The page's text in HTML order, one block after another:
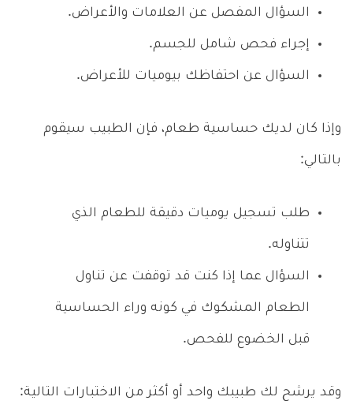
السؤال المفصل عن العلامات والأعراض.
إجراء فحص شامل للجسم.
السؤال عن احتفاظك بيوميات للأعراض.
وإذا كان لديك حساسية طعام، فإن الطبيب سيقوم
بالتالي:
طلب تسجيل يوميات دقيقة للطعام الذي
تتناوله.
السؤال عما إذا كنت قد توقفت عن تناول
الطعام المشكوك في كونه وراء الحساسية
قبل الخضوع للفحص.
وقد يرشح لك طبيبك واحد أو أكثر من الاختبارات التالية: